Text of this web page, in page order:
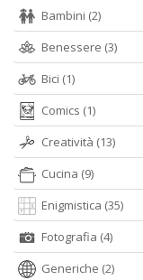
Bambini (2)
Benessere (3)
Bici (1)
Comics (1)
Creatività (13)
Cucina (9)
Enigmistica (35)
Fotografia (4)
Generiche (2)